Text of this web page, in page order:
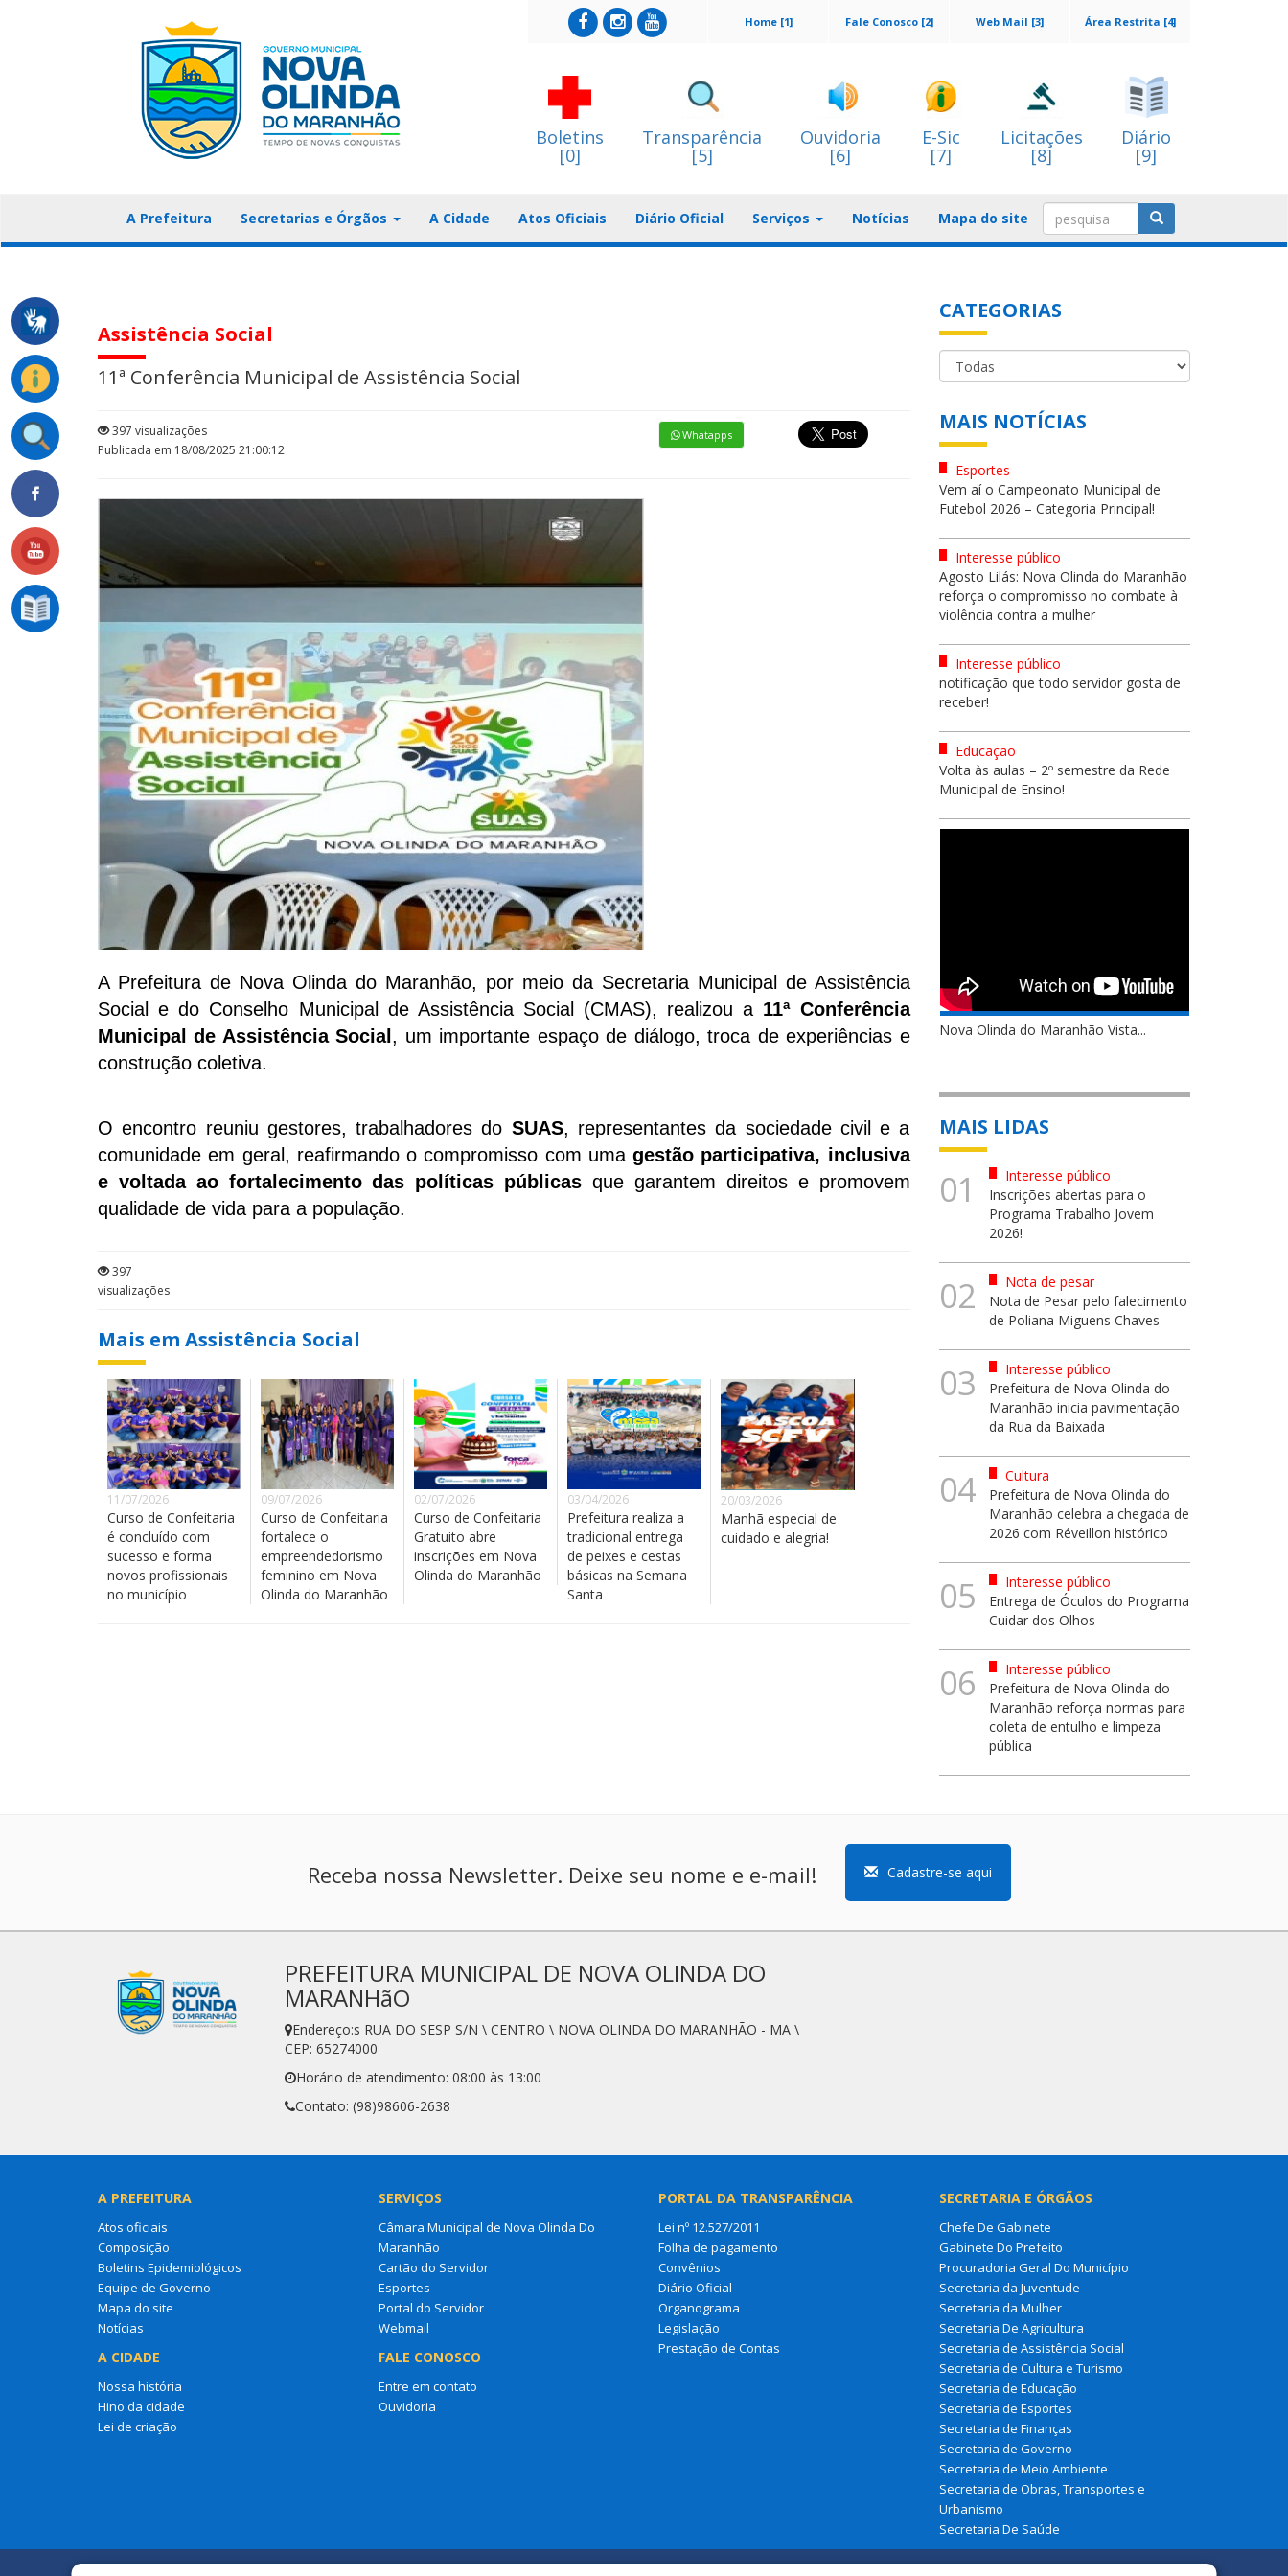
Área Restrita [4]
Web Mail [3]
Fale Conosco [2]
Home [1]
Boletins
[0]
Transparência
[5]
Ouvidoria
[6]
E-Sic
[7]
Licitações
[8]
Diário
[9]
A Prefeitura Secretarias e Órgãos A Cidade Atos Oficiais Diário Oficial Serviços Notícias Mapa do site
Assistência Social
11ª Conferência Municipal de Assistência Social
397 visualizações
Publicada em 18/08/2025 21:00:12
Whatapps
A Prefeitura de Nova Olinda do Maranhão, por meio da Secretaria Municipal de Assistência
Social e do Conselho Municipal de Assistência Social (CMAS), realizou a 11ª Conferência
Municipal de Assistência Social , um importante espaço de diálogo, troca de experiências e
construção coletiva.
O encontro reuniu gestores, trabalhadores do SUAS, representantes da sociedade civil e a
comunidade em geral, reafirmando o compromisso com uma gestão participativa, inclusiva
e voltada ao fortalecimento das políticas públicas que garantem direitos e promovem
qualidade de vida para a população.
397
visualizações
Mais em Assistência Social
11/07/2026
Curso de Confeitaria
é concluído com
sucesso e forma
novos profissionais
no município
09/07/2026
Curso de Confeitaria
fortalece o
empreendedorismo
feminino em Nova
Olinda do Maranhão
02/07/2026
Curso de Confeitaria
Gratuito abre
inscrições em Nova
Olinda do Maranhão
03/04/2026
Prefeitura realiza a
tradicional entrega
de peixes e cestas
básicas na Semana
Santa
20/03/2026
Manhã especial de
cuidado e alegria!
CATEGORIAS
MAIS NOTÍCIAS
Esportes
Vem aí o Campeonato Municipal de
Futebol 2026 – Categoria Principal!
Interesse público
Agosto Lilás: Nova Olinda do Maranhão
reforça o compromisso no combate à
violência contra a mulher
Interesse público
notificação que todo servidor gosta de
receber!
Educação
Volta às aulas – 2º semestre da Rede
Municipal de Ensino!
Nova Olinda do Maranhão Vista...
MAIS LIDAS
01
Interesse público
Inscrições abertas para o
Programa Trabalho Jovem
2026!
02
Nota de pesar
Nota de Pesar pelo falecimento
de Poliana Miguens Chaves
03
Interesse público
Prefeitura de Nova Olinda do
Maranhão inicia pavimentação
da Rua da Baixada
04
Cultura
Prefeitura de Nova Olinda do
Maranhão celebra a chegada de
2026 com Réveillon histórico
05
Interesse público
Entrega de Óculos do Programa
Cuidar dos Olhos
06
Interesse público
Prefeitura de Nova Olinda do
Maranhão reforça normas para
coleta de entulho e limpeza
pública
Receba nossa Newsletter. Deixe seu nome e e-mail! Cadastre-se aqui
PREFEITURA MUNICIPAL DE NOVA OLINDA DO
MARANHãO
Endereço:s RUA DO SESP S/N \ CENTRO \ NOVA OLINDA DO MARANHÃO - MA \
CEP: 65274000
Horário de atendimento: 08:00 às 13:00
Contato: (98)98606-2638
A PREFEITURA
Atos oficiais
Composição
Boletins Epidemiológicos
Equipe de Governo
Mapa do site
Notícias
A CIDADE
Nossa história
Hino da cidade
Lei de criação
SERVIÇOS
Câmara Municipal de Nova Olinda Do
Maranhão
Cartão do Servidor
Esportes
Portal do Servidor
Webmail
FALE CONOSCO
Entre em contato
Ouvidoria
PORTAL DA TRANSPARÊNCIA
Lei nº 12.527/2011
Folha de pagamento
Convênios
Diário Oficial
Organograma
Legislação
Prestação de Contas
SECRETARIA E ÓRGÃOS
Chefe De Gabinete
Gabinete Do Prefeito
Procuradoria Geral Do Município
Secretaria da Juventude
Secretaria da Mulher
Secretaria De Agricultura
Secretaria de Assistência Social
Secretaria de Cultura e Turismo
Secretaria de Educação
Secretaria de Esportes
Secretaria de Finanças
Secretaria de Governo
Secretaria de Meio Ambiente
Secretaria de Obras, Transportes e
Urbanismo
Secretaria De Saúde